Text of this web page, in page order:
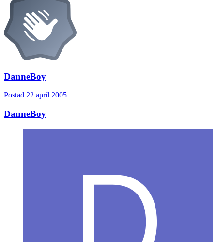
DanneBoy
Postad 22 april 2005
DanneBoy